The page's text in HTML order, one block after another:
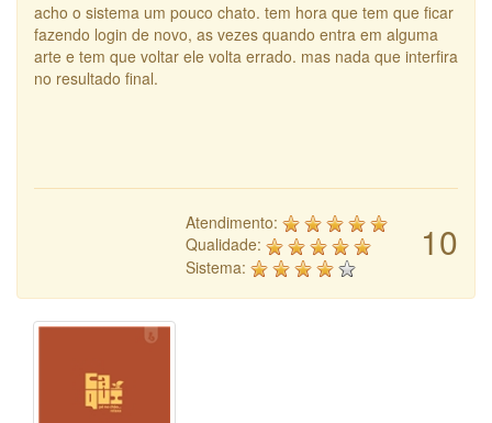
acho o sistema um pouco chato. tem hora que tem que ficar
fazendo login de novo, as vezes quando entra em alguma
arte e tem que voltar ele volta errado. mas nada que interfira
no resultado final.
10
Atendimento:
Qualidade:
Sistema: